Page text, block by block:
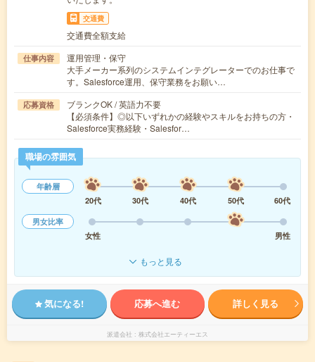
交通費
交通費全額支給
仕事内容
運用管理・保守
大手メーカー系列のシステムインテグレーターでのお仕事で
す。Salesforce運用、保守業務をお願い…
応募資格
ブランクOK / 英語力不要
【必須条件】◎以下いずれかの経験やスキルをお持ちの方・
Salesforce実務経験・Salesfor…
職場の雰囲気
年齢層
20代
30代 40代 50代
60代
男女比率
女性
男性
もっと見る
気になる! 応募へ進む 詳しく見る
派遣会社 株式会社エーティーエス